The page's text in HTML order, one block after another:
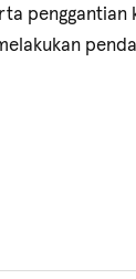
penggantian